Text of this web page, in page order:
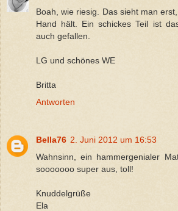
Boah, wie riesig. Das sieht man
Hand hält. Ein schickes Teil ist
auch gefallen.
LG und schönes WE
Britta
Antworten
Bella76 2. Juni 2012 um 16:53
Wahnsinn, ein hammergenialer
sooooooo super aus, toll!
Knuddelgrüße
Ela